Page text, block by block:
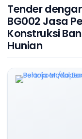
Tender
BG002 Jasa
Konstruksi
Hunian